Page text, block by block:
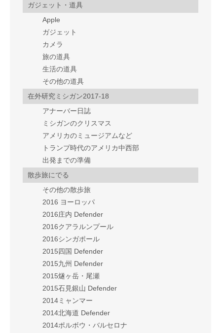
ガジェット・道具
Apple
ガジェット
カメラ
旅の道具
生活の道具
その他の道具
在外研究ミシガン2017-18
アナーバー日誌
ミシガンのクリスマス
アメリカのミュージアムなど
トランプ時代のアメリカ中西部
出発までの準備
散歩旅にでる
その他の散歩旅
2016 ヨーロッパ
2016庄内 Defender
2016クアラルンプール
2016シンガポール
2015四国 Defender
2015九州 Defender
2015燧ヶ岳・尾瀬
2015石見銀山 Defender
2014ミャンマー
2014北海道 Defender
2014ポルボウ・バルセロナ